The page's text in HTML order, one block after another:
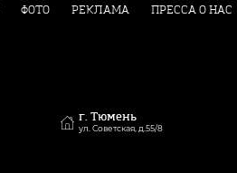
ФОТО РЕКЛАМА ПРЕССА О НАС
г. Тюмень
ул. Советская, д.55/8